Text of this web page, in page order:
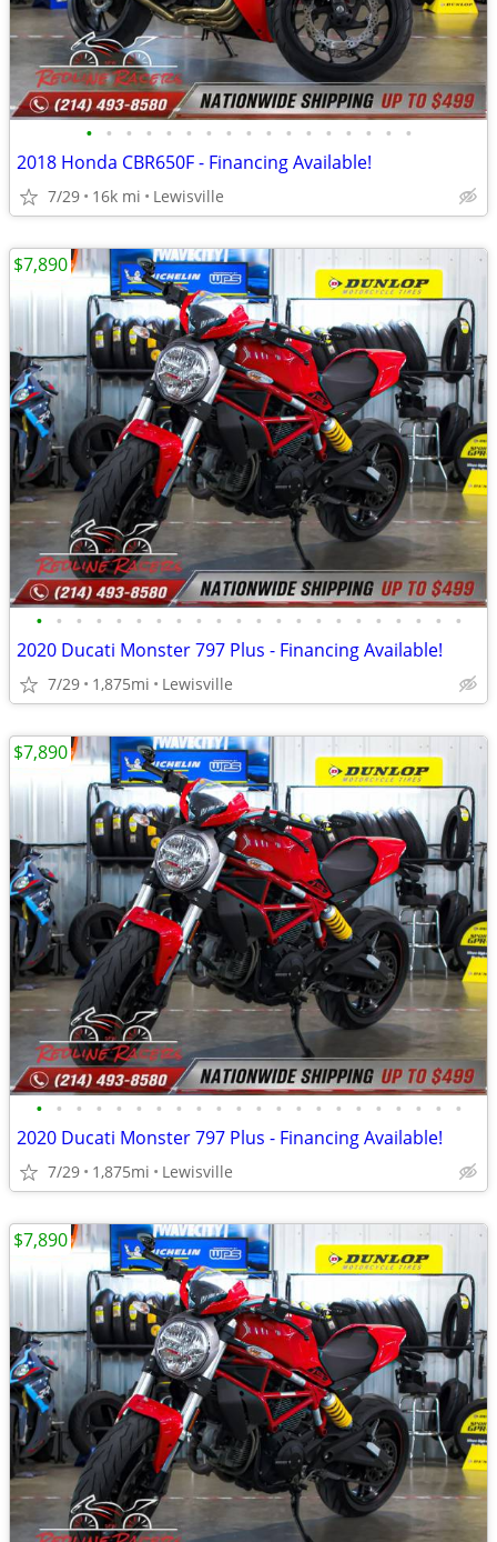
• • • • • • • • • • • • • • • • •
2018 Honda CBR650F - Financing Available!
7/29 16k mi Lewisville
• • • • • • • • • • • • • • • • • • • • • •
2020 Ducati Monster 797 Plus - Financing Available!
7/29 1,875mi Lewisville
$7,890
• • • • • • • • • • • • • • • • • • • • • •
2020 Ducati Monster 797 Plus - Financing Available!
7/29 1,875mi Lewisville
$7,890
$7,890